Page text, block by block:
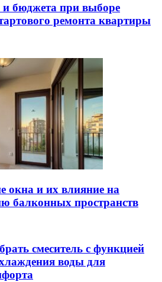
бюджета при выборе
ремонта квартиры
окна и их влияние на
балконных пространств
смеситель с функцией
воды для